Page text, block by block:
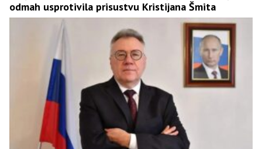
odmah usprotivila prisustvu Kristijana Šmita